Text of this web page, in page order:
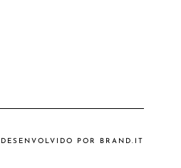
POR BRAND.IT